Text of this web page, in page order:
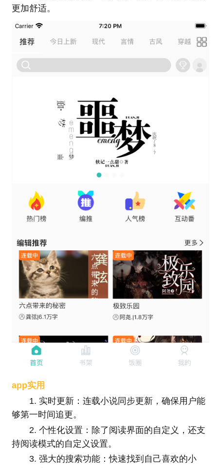
更加舒适。
app实用
1. 实时更新：连载小说同步更新，确保用户能
够第一时间追更。
2. 个性化设置：除了阅读界面的自定义，还支
持阅读模式的自定义设置。
3. 强大的搜索功能：快速找到自己喜欢的小